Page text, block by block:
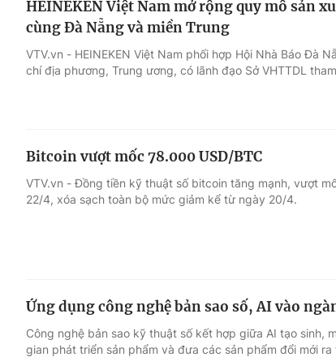
HEINEKEN Việt Nam mở rộng quy mô sản
cùng Đà Nẵng và miền Trung
VTV.vn - HEINEKEN Việt Nam phối hợp Hội Nhà Báo Đà
chí địa phương, Trung ương, có lãnh đạo Sở VHTTDL
Bitcoin vượt mốc 78.000 USD/BTC
VTV.vn - Đồng tiền kỹ thuật số bitcoin tăng mạnh, vượt
22/4, xóa sạch toàn bộ mức giảm kể từ ngày 20/4.
Ứng dụng công nghệ bản sao số, AI vào
Công nghệ bản sao kỹ thuật số kết hợp giữa AI tạo sinh,
gian phát triển sản phẩm và đưa các sản phẩm đổi mới